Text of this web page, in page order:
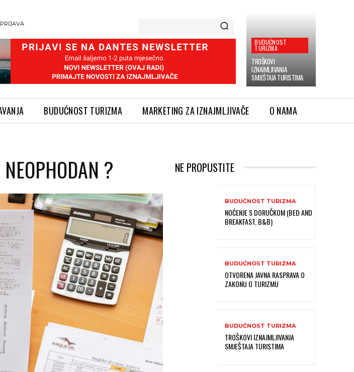
BUDUĆNOST
TURIZMA
TROŠKOVI
IZNAJMLJIVANJA
SMJEŠTAJA TURISTIMA
BUDUĆNOST TURIZMA MARKETING ZA IZNAJMLJIVAČE O NAMA
? NE PROPUSTITE
BUDUĆNOST TURIZMA
NOĆENJE S DORUČKOM (BED AND
BREAKFAST, B&B)
BUDUĆNOST TURIZMA
OTVORENA JAVNA RASPRAVA O
ZAKONU O TURIZMU
BUDUĆNOST TURIZMA
TROŠKOVI IZNAJMLJIVANJA
SMJEŠTAJA TURISTIMA